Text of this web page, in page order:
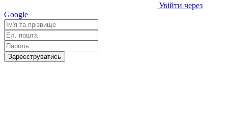
Увійти через
Google
Зареєструватись